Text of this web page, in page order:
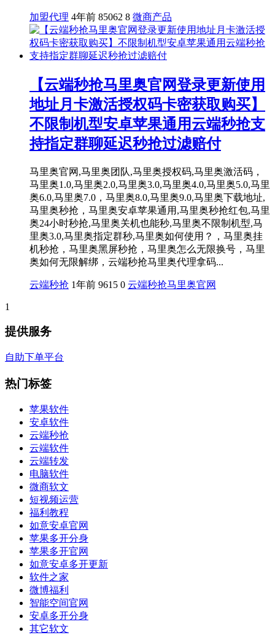
加盟代理 4年前 85062 8 微商产品
【云端秒抢马里奥官网登录更新使用
地址月卡激活授权码卡密获取购买】
不限制机型安卓苹果通用云端秒抢支
持指定群聊延迟秒抢过滤赔付
马里奥官网,马里奥团队,马里奥授权码,马里奥激活码，
马里奥1.0,马里奥2.0,马里奥3.0,马里奥4.0,马里奥5.0,马里
奥6.0,马里奥7.0，马里奥8.0,马里奥9.0,马里奥下载地址,
马里奥秒抢，马里奥安卓苹果通用,马里奥秒抢红包,马里
奥24小时秒抢,马里奥关机也能秒,马里奥不限制机型,马
里奥3.0,马里奥指定群秒,马里奥如何使用？，马里奥挂
机秒抢，马里奥黑屏秒抢，马里奥怎么无限换号，马里
奥如何无限解绑，云端秒抢马里奥代理拿码...
云端秒抢 1年前 9615 0 云端秒抢马里奥官网
1
提供服务
自助下单平台
热门标签
苹果软件
安卓软件
云端秒抢
云端软件
云端转发
电脑软件
微商软文
短视频运营
福利教程
如意安卓官网
苹果多开分身
苹果多开官网
如意安卓多开更新
软件之家
微博福利
智能空间官网
安卓多开分身
其它软文